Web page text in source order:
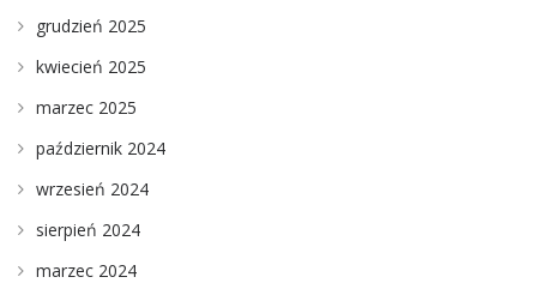
grudzień 2025
kwiecień 2025
marzec 2025
październik 2024
wrzesień 2024
sierpień 2024
marzec 2024